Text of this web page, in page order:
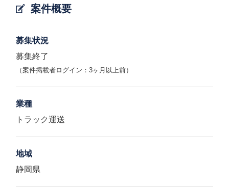
案件概要
募集状況
募集終了
（案件掲載者ログイン：3ヶ月以上前）
業種
トラック運送
地域
静岡県